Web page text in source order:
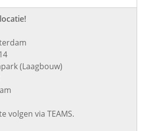
(Laagbouw)
volgen via TEAMS.